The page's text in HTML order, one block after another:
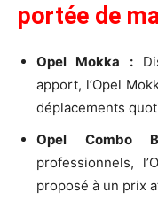
portée de
Opel Mokka :
apport, l’Opel
déplacements
Opel Combo
professionnels,
proposé à un prix